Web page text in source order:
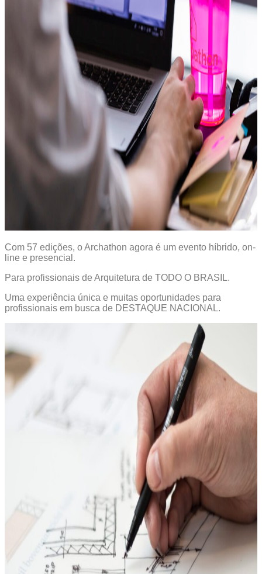
Com 57 edições, o Archathon agora é um evento híbrido, on-
line e presencial.
Para profissionais de Arquitetura de TODO O BRASIL.
Uma experiência única e muitas oportunidades para
profissionais em busca de DESTAQUE NACIONAL.